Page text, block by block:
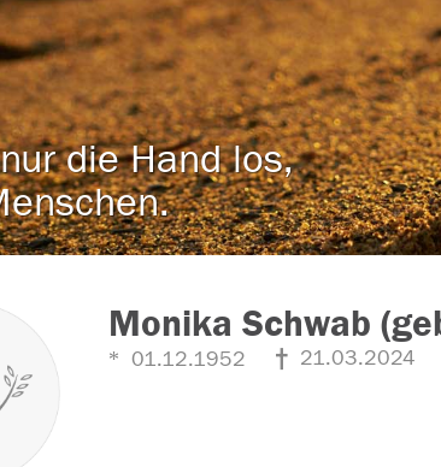
die Hand los,
Monika Schwab
01.12.1952 21.03.2024